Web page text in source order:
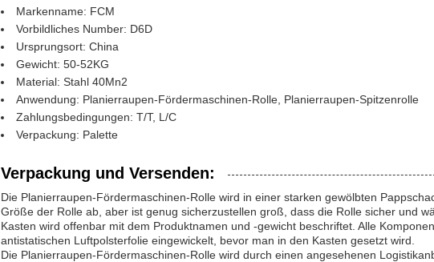
Markenname: FCM
Vorbildliches Number: D6D
Ursprungsort: China
Gewicht: 50-52KG
Material: Stahl 40Mn2
Anwendung: Planierraupen-Fördermaschinen-Rolle, Planierraupen-Spitzenrolle
Zahlungsbedingungen: T/T, L/C
Verpackung: Palette
Verpackung und Versenden:
Die Planierraupen-Fördermaschinen-Rolle wird in einer starken gewölbten
Größe der Rolle ab, aber ist genug sicherzustellen groß, dass die Rolle sicher und
Kasten wird offenbar mit dem Produktnamen und -gewicht beschriftet. Alle
antistatischen Luftpolsterfolie eingewickelt, bevor man in den Kasten gesetzt wird.
Die Planierraupen-Fördermaschinen-Rolle wird durch einen angesehenen